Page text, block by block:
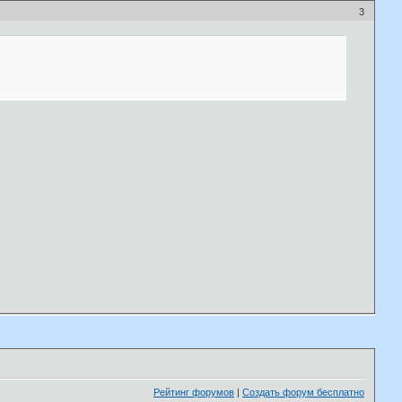
3
Рейтинг форумов Создать форум бесплатно